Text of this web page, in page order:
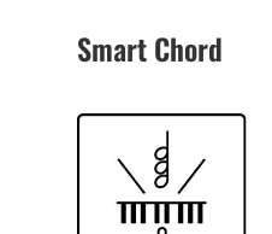
Smart Chord